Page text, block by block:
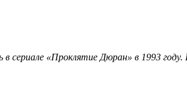
в сериале «Проклятие Дюран» в 1993